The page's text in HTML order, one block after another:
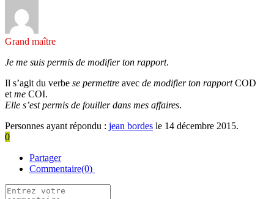
Grand maître
Je me suis permis de modifier ton rapport.
Il s’agit du verbe se permettre avec de modifier ton rapportCOD
et me COI.
Elle s’est permis de fouiller dans mes affaires.
Personnes ayant répondu : jean bordes le 14 décembre 2015.
0
Partager
Commentaire(0)